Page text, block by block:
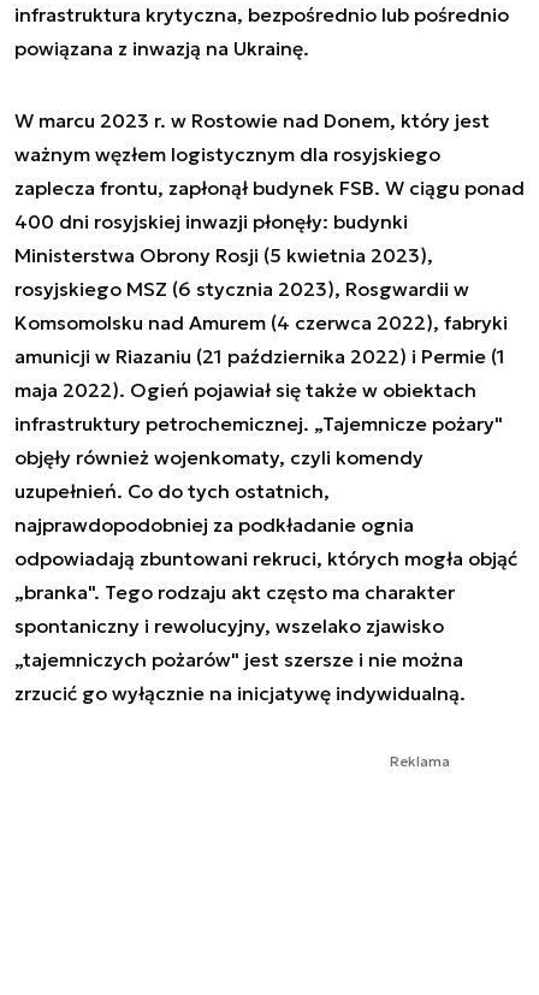
infrastruktura krytyczna, bezpośrednio lub pośrednio
powiązana z inwazją na Ukrainę.
W marcu 2023 r. w Rostowie nad Donem, który jest
ważnym węzłem logistycznym dla rosyjskiego
zaplecza frontu, zapłonął budynek FSB. W ciągu ponad
400 dni rosyjskiej inwazji płonęły: budynki
Ministerstwa Obrony Rosji (5 kwietnia 2023),
rosyjskiego MSZ (6 stycznia 2023), Rosgwardii w
Komsomolsku nad Amurem (4 czerwca 2022), fabryki
amunicji w Riazaniu (21 października 2022) i Permie (1
maja 2022). Ogień pojawiał się także w obiektach
infrastruktury petrochemicznej. „Tajemnicze pożary"
objęły również wojenkomaty, czyli komendy
uzupełnień. Co do tych ostatnich,
najprawdopodobniej za podkładanie ognia
odpowiadają zbuntowani rekruci, których mogła objąć
„branka". Tego rodzaju akt często ma charakter
spontaniczny i rewolucyjny, wszelako zjawisko
„tajemniczych pożarów" jest szersze i nie można
zrzucić go wyłącznie na inicjatywę indywidualną.
Reklama